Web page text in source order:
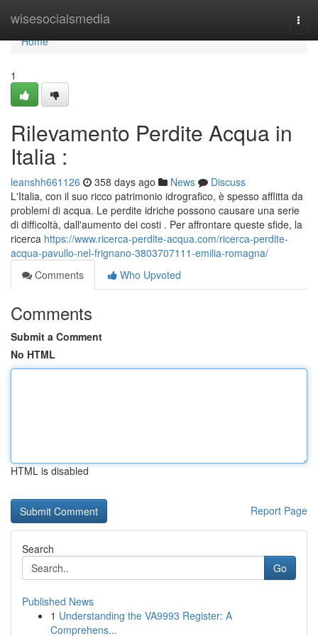
wisesocialsmedia
Home
Home
1
Rilevamento Perdite Acqua in
Italia :
leanshh661126 358 days ago News
Discuss
L'Italia, con il suo ricco patrimonio idrografico, è spesso afflitta da
problemi di acqua. Le perdite idriche possono causare una serie
di difficoltà, dall'aumento dei costi . Per affrontare queste sfide, la
ricerca https://www.ricerca-perdite-acqua.com/ricerca-perdite-
acqua-pavullo-nel-frignano-3803707111-emilia-romagna/
Comments
Who Upvoted
Comments
Submit a Comment
No HTML
HTML is disabled
Report Page
Search
Go
Published News
1 Understanding the VA9993 Register: A
Comprehens...